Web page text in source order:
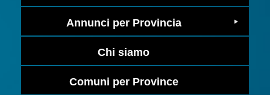
Annunci per Provincia
Chi siamo
Comuni per Province